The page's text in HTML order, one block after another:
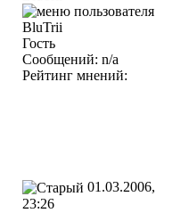
Гость
Сообщений: n/a
Рейтинг мнений:
01.03.2006,
23:26